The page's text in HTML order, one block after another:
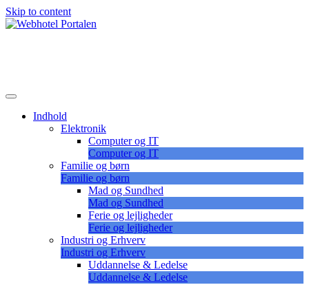
Skip to content
Indhold
Elektronik
Computer og IT
Computer og IT
Familie og børn
Familie og børn
Mad og Sundhed
Mad og Sundhed
Ferie og lejligheder
Ferie og lejligheder
Industri og Erhverv
Industri og Erhverv
Uddannelse & Ledelse
Uddannelse & Ledelse